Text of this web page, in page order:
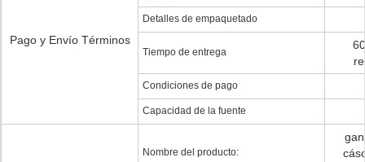
Pago y Envío Términos
Detalles de empaquetado
Tiempo de entrega
Condiciones de pago
Capacidad de la fuente
Nombre del producto: